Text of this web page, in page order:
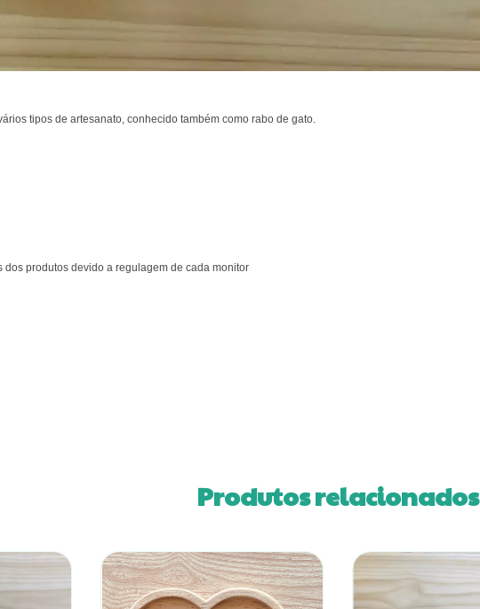
tipos de artesanato, conhecido também como rabo de gato.
produtos devido a regulagem de cada monitor
Produtos relacionados